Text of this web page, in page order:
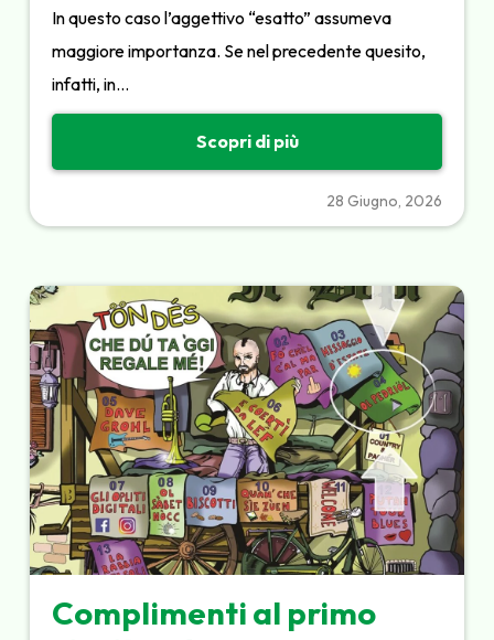
In questo caso l’aggettivo “esatto” assumeva
maggiore importanza. Se nel precedente quesito,
infatti, in…
Scopri di più
28 Giugno, 2026
Complimenti al primo